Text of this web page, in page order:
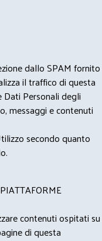
dallo SPAM fornito
il traffico di questa
Personali degli
messaggi e contenuti
secondo quanto
contenuti ospitati su
di questa